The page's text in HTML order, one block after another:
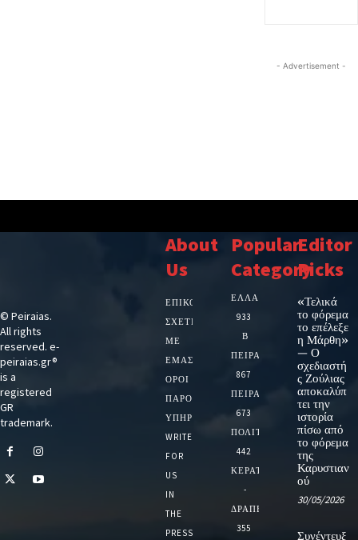
- Advertisement -
© Peiraias.
All rights
reserved. e-
peiraias.gr®
is a
registered
GR
trademark.
About
Us
ΕΠΙΚΟΙΝΩΝΙΑ
ΣΧΕΤΙΚΆ
ΜΕ
ΕΜΆΣ
ΌΡΟΙ
ΠΑΡΟΧΉΣ
ΥΠΗΡΕΣΙΏΝ
WRITE
FOR
US
IN
THE
PRESS
Popular
Category
ΕΛΛΑΔΑ
933
Β
ΠΕΙΡΑΙΑ
867
ΠΕΙΡΑΙΑΣ
673
ΠΟΛΙΤΙΚΗ
442
ΚΕΡΑΤΣΙΝΙ
-
ΔΡΑΠΕΤΣΩΝΑ
355
Editor
Picks
«Τελικά
το φόρεμα
το επέλεξε
η Μάρθη»
— Ο
σχεδιαστή
ς Ζούλιας
αποκαλύπ
τει την
ιστορία
πίσω από
το φόρεμα
της
Καρυστιαν
ού
30/05/2026
Συνέντευξ